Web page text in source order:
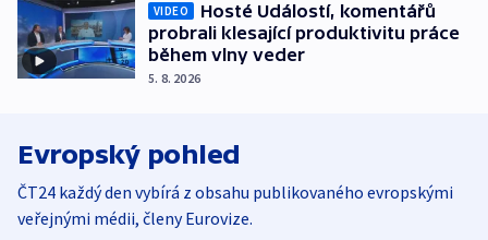
VIDEO
Hosté Událostí, komentářů
probrali klesající produktivitu práce
během vlny veder
5. 8. 2026
Evropský pohled
ČT24 každý den vybírá z obsahu publikovaného evropskými
veřejnými médii, členy Eurovize.